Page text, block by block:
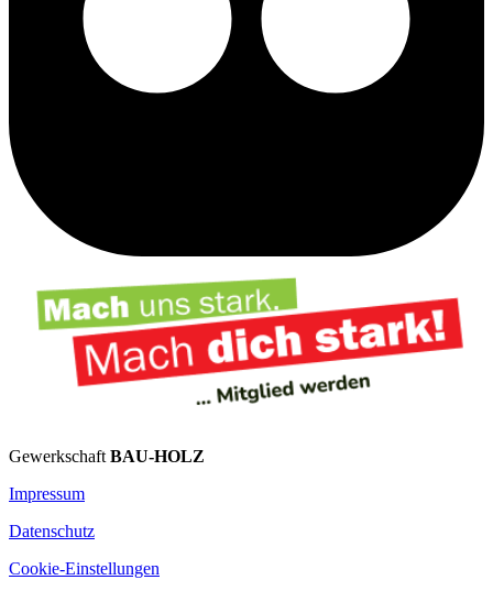
Gewerkschaft BAU-HOLZ
Impressum
Datenschutz
Cookie-Einstellungen